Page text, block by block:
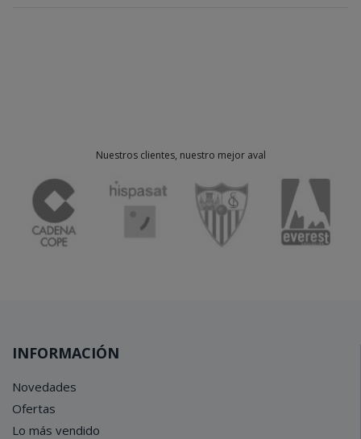
Nuestros clientes, nuestro mejor aval
INFORMACIÓN
Novedades
Ofertas
Lo más vendido